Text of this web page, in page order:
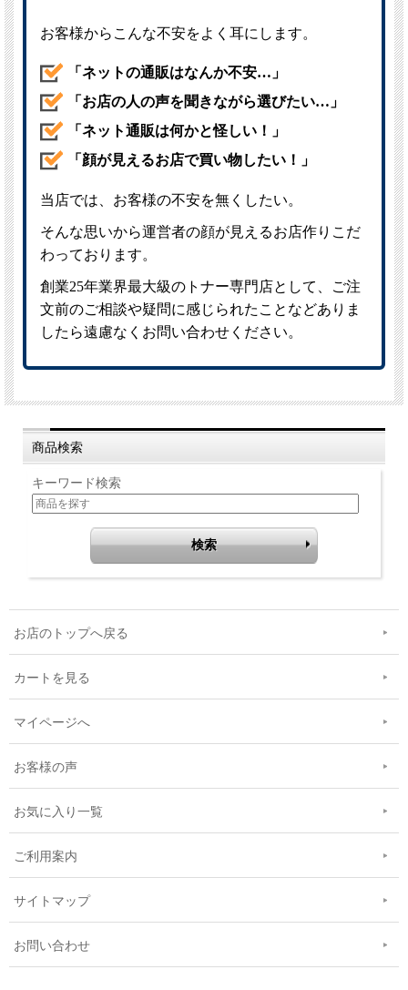
商品検索
キーワード検索
お店のトップへ戻る
カートを見る
マイページへ
お客様の声
お気に入り一覧
ご利用案内
サイトマップ
お問い合わせ